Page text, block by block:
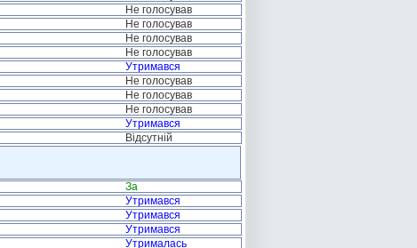
Не голосував
Не голосував
Не голосував
Не голосував
Утримався
Не голосував
Не голосував
Не голосував
Утримався
Відсутній
За
Утримався
Утримався
Утримався
Утрималась